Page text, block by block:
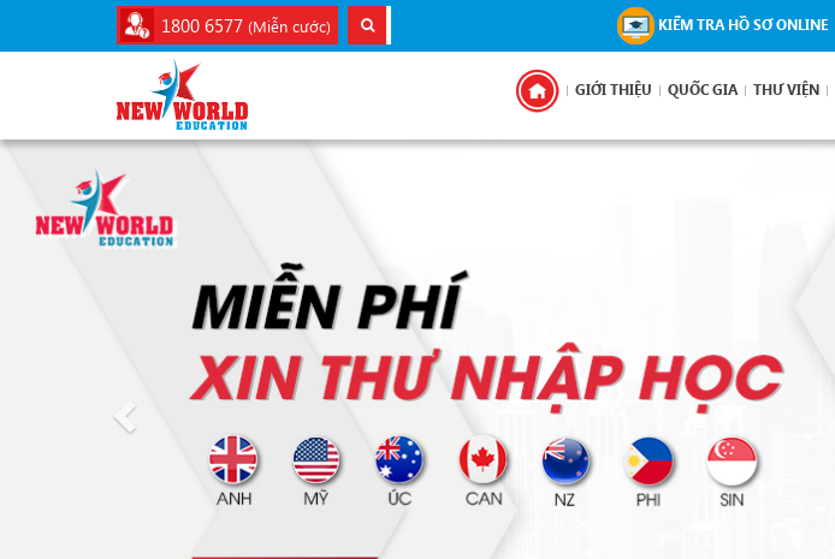
1800 6577 (Miễn cước) KIỂM TRA HỒ SƠ ONLINE
GIỚI THIỆU QUỐC GIA THƯ VIỆN
Previous